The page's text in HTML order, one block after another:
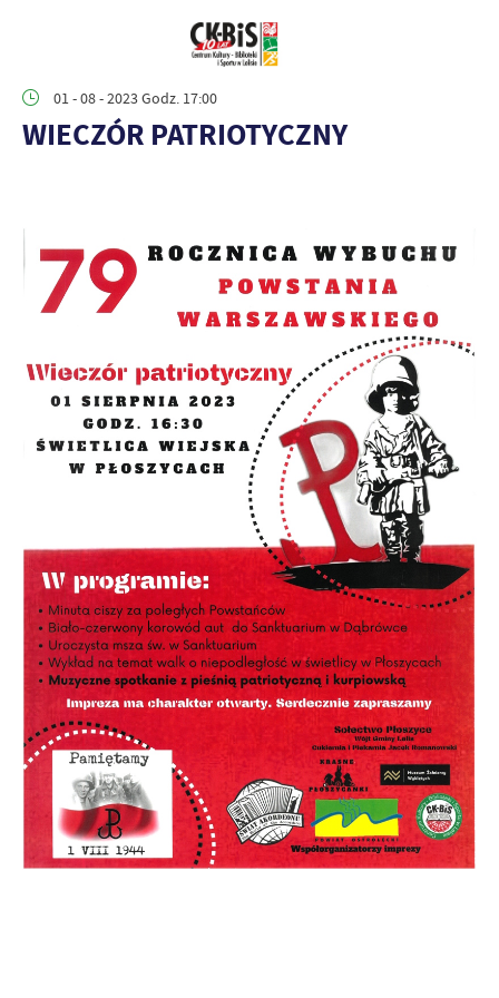
01 - 08 - 2023 Godz. 17:00
WIECZÓR PATRIOTYCZNY